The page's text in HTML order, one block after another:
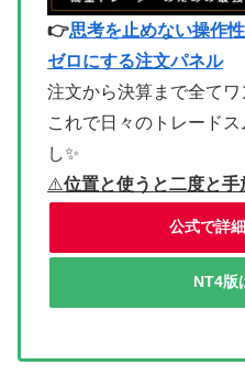
👉思考を止めない操作
ゼロにする注文パネル
注文から決算まで全てワ
これで日々のトレード
し✨
⚠位置と使うと二度と手
公式で詳
NT4版